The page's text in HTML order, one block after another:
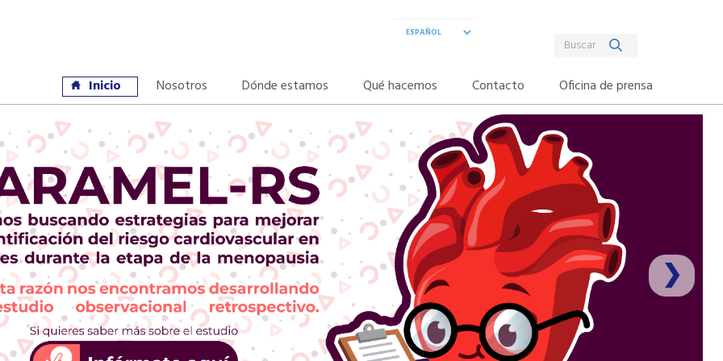
Inicio Nosotros Dónde estamos Qué hacemos Contacto Oficina de prensa
❯